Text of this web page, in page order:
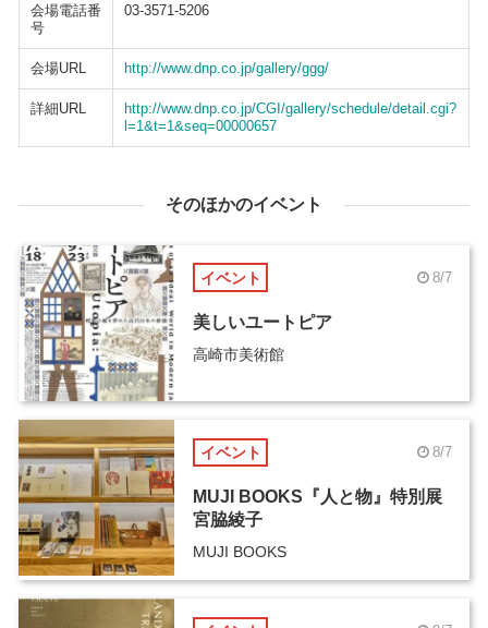
会場電話番
号
03-3571-5206
会場URL http://www.dnp.co.jp/gallery/ggg/
詳細URL
http://www.dnp.co.jp/CGI/gallery/schedule/detail.cgi?
l=1&t=1&seq=00000657
そのほかのイベント
イベント 8/7
美しいユートピア
高崎市美術館
イベント 8/7
MUJI BOOKS『人と物』特別展
宮脇綾子
MUJI BOOKS